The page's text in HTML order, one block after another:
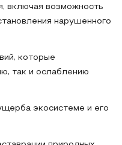
включая возможность
нарушенного
которые
так и ослаблению
экосистеме и его